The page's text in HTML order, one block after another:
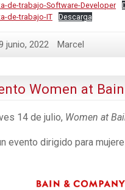
de-trabajo-Software-Developer
de-trabajo-IT
Descarga
junio, 2022 Marcel
Women at
14 de julio, Women at
evento dirigido para